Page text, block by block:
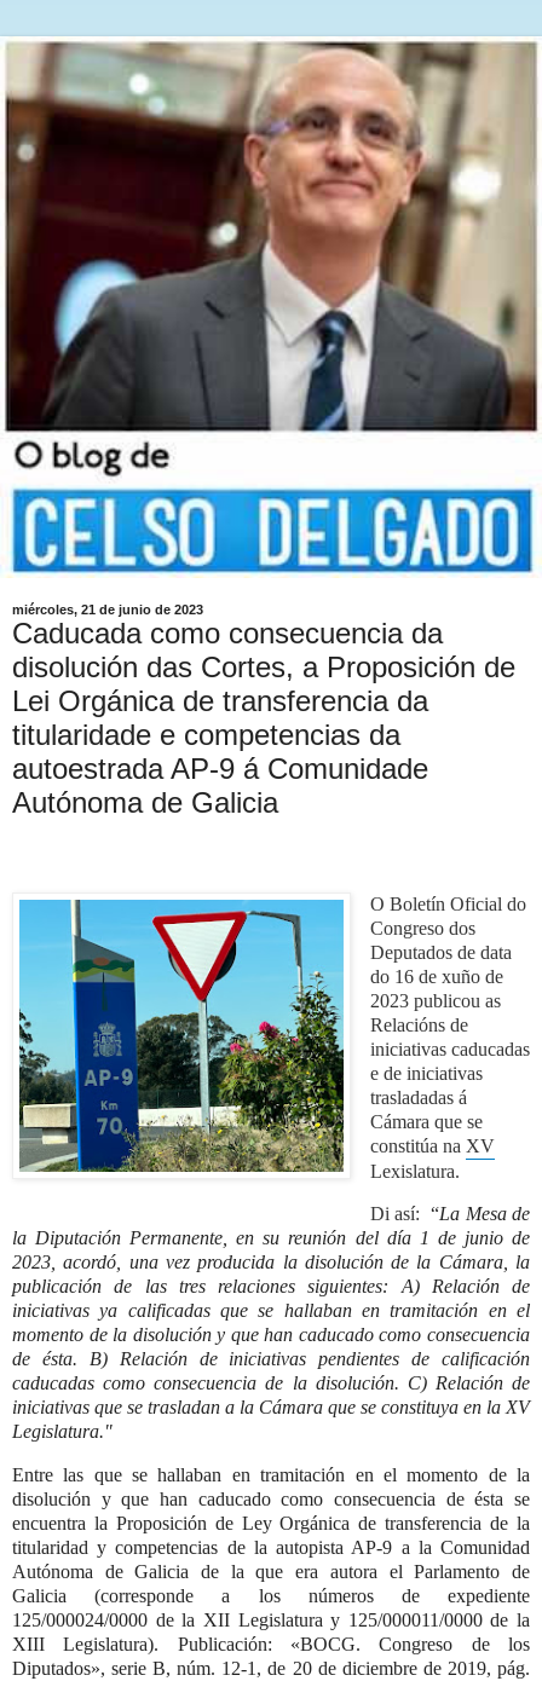
miércoles, 21 de junio de 2023
Caducada como consecuencia da
disolución das Cortes, a Proposición de
Lei Orgánica de transferencia da
titularidade e competencias da
autoestrada AP-9 á Comunidade
Autónoma de Galicia
O Boletín Oficial do
Congreso dos
Deputados de data
do 16 de xuño de
2023 publicou as
Relacións de
iniciativas caducadas
e de iniciativas
trasladadas á
Cámara que se
constitúa na XV
Lexislatura.
Di así: “La Mesa de
la Diputación Permanente, en su reunión del día 1 de junio de
2023, acordó, una vez producida la disolución de la Cámara, la
publicación de las tres relaciones siguientes: A) Relación de
iniciativas ya calificadas que se hallaban en tramitación en el
momento de la disolución y que han caducado como consecuencia
de ésta. B) Relación de iniciativas pendientes de calificación
caducadas como consecuencia de la disolución. C) Relación de
iniciativas que se trasladan a la Cámara que se constituya en la XV
Legislatura."
Entre las que se hallaban en tramitación en el momento de la
disolución y que han caducado como consecuencia de ésta se
encuentra la Proposición de Ley Orgánica de transferencia de la
titularidad y competencias de la autopista AP-9 a la Comunidad
Autónoma de Galicia de la que era autora elParlamento de
Galicia (corresponde a los números de expediente
125/000024/0000 de la XII Legislatura y 125/000011/0000 de la
XIII Legislatura). Publicación: «BOCG. Congreso de los
Diputados», serie B, núm. 12-1, de 20 de diciembre de 2019, pág.